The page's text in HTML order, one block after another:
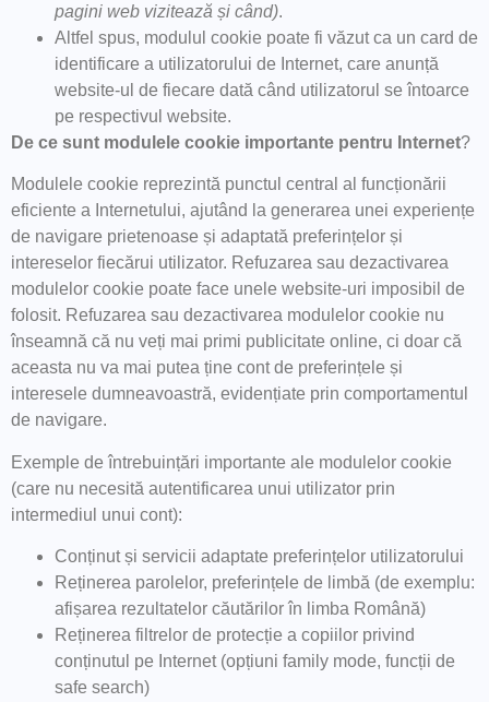
pagini web vizitează și când).
Altfel spus, modulul cookie poate fi văzut ca un card de
identificare a utilizatorului de Internet, care anunță
website-ul de fiecare dată când utilizatorul se întoarce
pe respectivul website.
De ce sunt modulele cookie importante pentru Internet?
Modulele cookie reprezintă punctul central al funcționării
eficiente a Internetului, ajutând la generarea unei experiențe
de navigare prietenoase și adaptată preferințelor și
intereselor fiecărui utilizator. Refuzarea sau dezactivarea
modulelor cookie poate face unele website-uri imposibil de
folosit. Refuzarea sau dezactivarea modulelor cookie nu
înseamnă că nu veți mai primi publicitate online, ci doar că
aceasta nu va mai putea ține cont de preferințele și
interesele dumneavoastră, evidențiate prin comportamentul
de navigare.
Exemple de întrebuințări importante ale modulelor cookie
(care nu necesită autentificarea unui utilizator prin
intermediul unui cont):
Conținut și servicii adaptate preferințelor utilizatorului
Reținerea parolelor, preferințele de limbă (de exemplu:
afișarea rezultatelor căutărilor în limba Română)
Reținerea filtrelor de protecție a copiilor privind
conținutul pe Internet (opțiuni family mode, funcții de
safe search)